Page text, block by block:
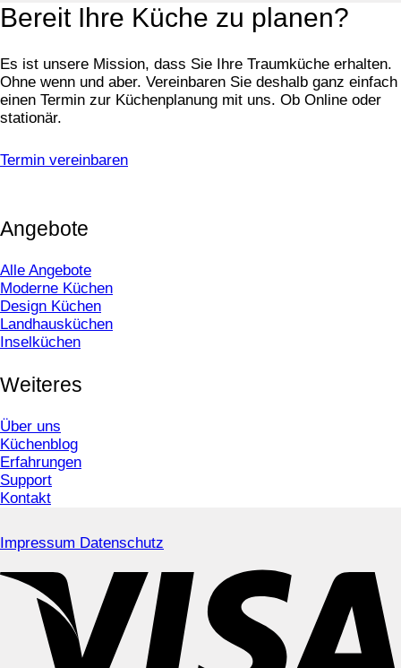
Bereit Ihre Küche zu planen?
Es ist unsere Mission, dass Sie Ihre Traumküche erhalten.
Ohne wenn und aber. Vereinbaren Sie deshalb ganz einfach
einen Termin zur Küchenplanung mit uns. Ob Online oder
stationär.
Termin vereinbaren
Angebote
Alle Angebote
Moderne Küchen
Design Küchen
Landhausküchen
Inselküchen
Weiteres
Über uns
Küchenblog
Erfahrungen
Support
Kontakt
Impressum Datenschutz